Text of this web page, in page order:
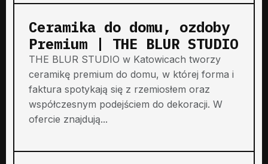
Ceramika do domu, ozdoby
Premium | THE BLUR STUDIO
THE BLUR STUDIO w Katowicach tworzy
ceramikę premium do domu, w której forma i
faktura spotykają się z rzemiosłem oraz
współczesnym podejściem do dekoracji. W
ofercie znajdują...